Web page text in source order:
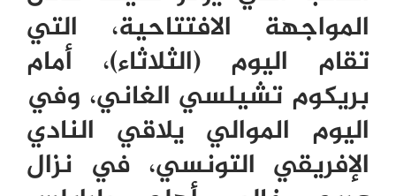
المواجهة الافتتاحية، التي
تقام اليوم (الثلاثاء)، أمام
بريكوم تشيلسي الغاني، وفي
اليوم الموالي يلاقي النادي
الإفريقي التونسي، في نزال